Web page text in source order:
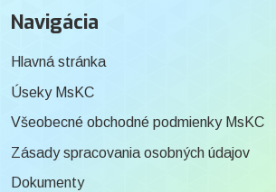
Navigácia
Hlavná stránka
Úseky MsKC
Všeobecné obchodné podmienky MsKC
Zásady spracovania osobných údajov
Dokumenty